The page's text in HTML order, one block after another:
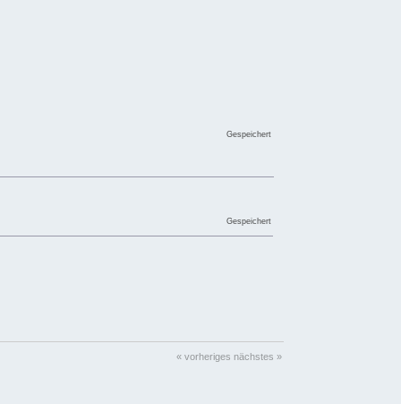
Gespeichert
Gespeichert
« vorheriges nächstes »